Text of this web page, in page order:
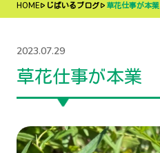
HOME じばいるブログ 草花仕事が本業
2023.07.29
草花仕事が本業